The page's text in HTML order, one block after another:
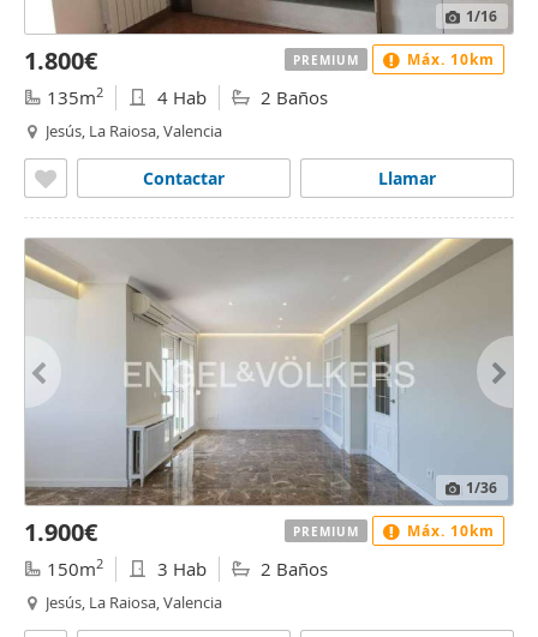
1/16
1.800€
135m2 4 Hab 2 Baños
Jesús, La Raiosa, Valencia
Llamar
Contactar
PREMIUM Máx. 10km
1/36
1.900€
150m2 3 Hab 2 Baños
Jesús, La Raiosa, Valencia
PREMIUM Máx. 10km